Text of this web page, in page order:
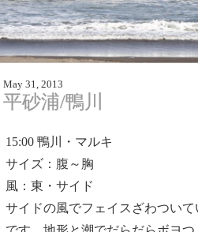
May 31, 2013
平砂浦/鴨川
15:00鴨川・マルキ
サイズ：腹～胸
風：東・サイド
サイドの風でフェイスざわつい